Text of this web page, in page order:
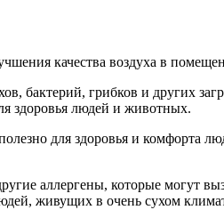
качества воздуха в
бактерий, грибков и других
здоровья людей и животных.
для здоровья и комфорта
аллергены, которые могут
живущих в очень сухом